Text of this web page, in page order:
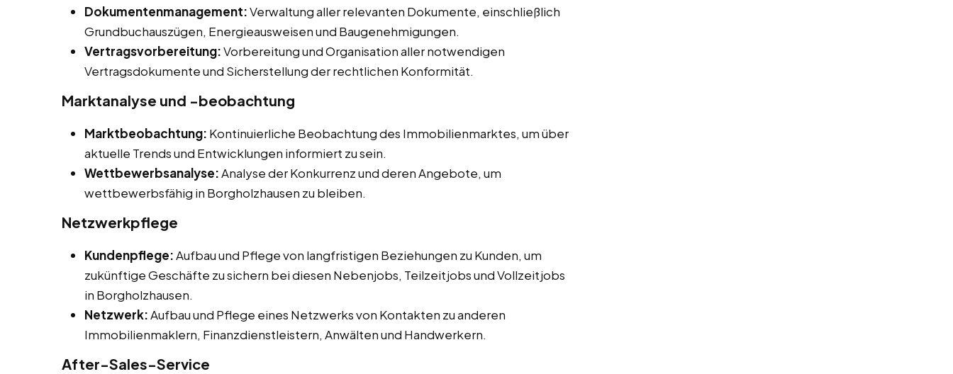
Dokumentenmanagement:Verwaltung aller relevanten Dokumente, einschließlich
Grundbuchauszügen, Energieausweisen und Baugenehmigungen.
Vertragsvorbereitung:Vorbereitung und Organisation aller notwendigen
Vertragsdokumente und Sicherstellung der rechtlichen Konformität.
Marktanalyse und -beobachtung
Marktbeobachtung: Kontinuierliche Beobachtung des Immobilienmarktes, um über
aktuelle Trends und Entwicklungen informiert zu sein.
Wettbewerbsanalyse:Analyse der Konkurrenz und deren Angebote, um
wettbewerbsfähig in Borgholzhausen zu bleiben.
Netzwerkpflege
Kundenpflege:Aufbau und Pflege von langfristigen Beziehungen zu Kunden, um
zukünftige Geschäfte zu sichern bei diesen Nebenjobs, Teilzeitjobs und Vollzeitjobs
in Borgholzhausen.
Netzwerk:Aufbau und Pflege eines Netzwerks von Kontakten zu anderen
Immobilienmaklern, Finanzdienstleistern, Anwälten und Handwerkern.
After-Sales-Service